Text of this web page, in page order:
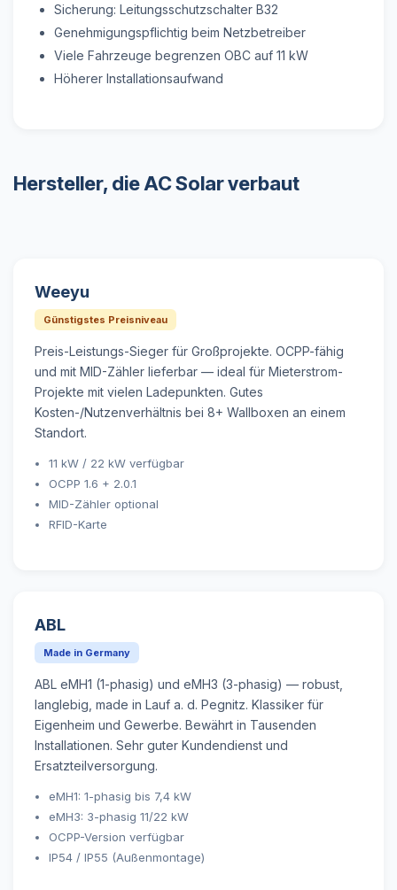
Sicherung: Leitungsschutzschalter B32
Genehmigungspflichtig beim Netzbetreiber
Viele Fahrzeuge begrenzen OBC auf 11 kW
Höherer Installationsaufwand
Hersteller, die AC Solar verbaut
Weeyu
Günstigstes Preisniveau
Preis-Leistungs-Sieger für Großprojekte. OCPP-fähig
und mit MID-Zähler lieferbar — ideal für Mieterstrom-
Projekte mit vielen Ladepunkten. Gutes
Kosten-/Nutzenverhältnis bei 8+ Wallboxen an einem
Standort.
11 kW / 22 kW verfügbar
OCPP 1.6 + 2.0.1
MID-Zähler optional
RFID-Karte
ABL
Made in Germany
ABL eMH1 (1-phasig) und eMH3 (3-phasig) — robust,
langlebig, made in Lauf a. d. Pegnitz. Klassiker für
Eigenheim und Gewerbe. Bewährt in Tausenden
Installationen. Sehr guter Kundendienst und
Ersatzteilversorgung.
eMH1: 1-phasig bis 7,4 kW
eMH3: 3-phasig 11/22 kW
OCPP-Version verfügbar
IP54 / IP55 (Außenmontage)